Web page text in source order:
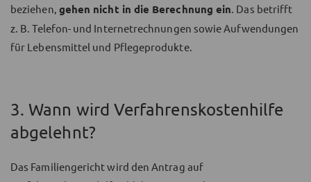
beziehen, gehen nicht in die Berechnung ein. Das betrifft
z. B. Telefon- und Internetrechnungen sowie Aufwendungen
für Lebensmittel und Pflegeprodukte.
3. Wann wird Verfahrenskostenhilfe
abgelehnt?
Das Familiengericht wird den Antrag auf